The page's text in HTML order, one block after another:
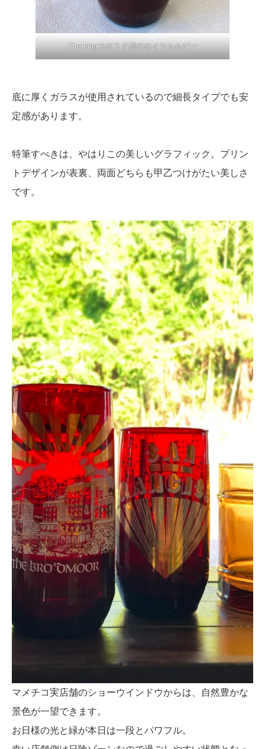
Fire-kingコロラド州のロイヤルルビー
底に厚くガラスが使用されているので細長タイプでも安
定感があります。
特筆すべきは、やはりこの美しいグラフィック。プリン
トデザインが表裏、両面どちらも甲乙つけがたい美しさ
です。
マメチコ実店舗のショーウインドウからは、自然豊かな
景色が一望できます。
お日様の光と緑が本日は一段とパワフル。